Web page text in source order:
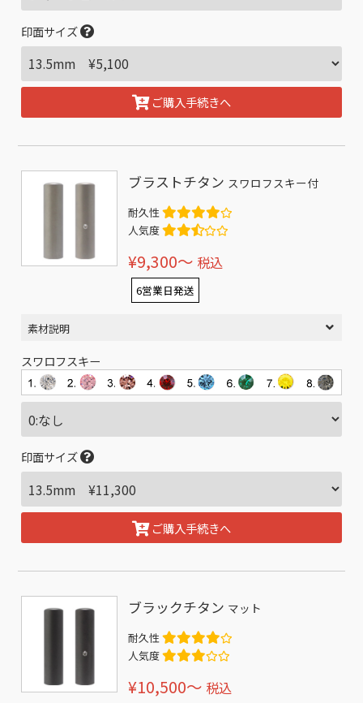
印面サイズ
ご購入手続きへ
ブラストチタン スワロフスキー付
耐久性
人気度
¥9,300〜 税込
6営業日発送
素材説明
スワロフスキー
印面サイズ
ご購入手続きへ
ブラックチタン マット
耐久性
人気度
¥10,500〜 税込